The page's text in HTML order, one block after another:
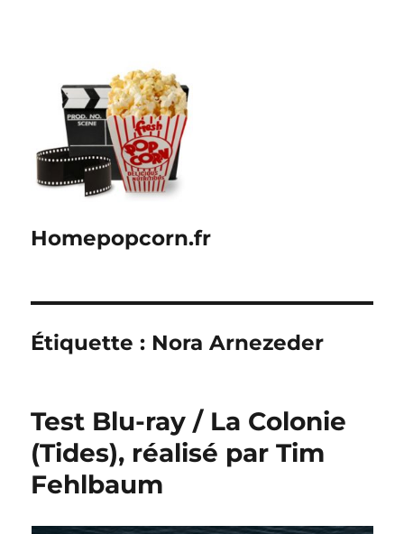
Homepopcorn.fr
Étiquette : Nora Arnezeder
Test Blu-ray / La Colonie
(Tides), réalisé par Tim
Fehlbaum